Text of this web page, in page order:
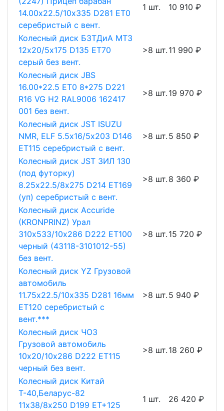
14.00х22.5/10х335 D281 ET0
серебристый с вент.
1 шт. 10 910 ₽
Колесный диск БЗТДиА МТЗ
12х20/5х175 D135 ET70
серый без вент.
>8 шт. 11 990 ₽
Колесный диск JBS
16.00*22.5 ET0 8*275 D221
R16 VG H2 RAL9006 162417
001 без вент.
>8 шт. 19 970 ₽
Колесный диск JST ISUZU
NMR, ELF 5.5х16/5х203 D146
ET115 серебристый с вент.
>8 шт. 5 850 ₽
Колесный диск JST ЗИЛ 130
(под футорку)
8.25х22.5/8х275 D214 ET169
(уп) серебристый с вент.
>8 шт. 8 360 ₽
Колесный диск Accuride
(KRONPRINZ) Урал
310х533/10х286 D222 ET100
черный (43118-3101012-55)
без вент.
>8 шт. 15 720 ₽
Колесный диск YZ Грузовой
автомобиль
11.75х22.5/10х335 D281 16мм
ET120 серебристый с
вент.***
>8 шт. 5 940 ₽
Колесный диск ЧОЗ
Грузовой автомобиль
10х20/10х286 D222 ET115
черный без вент.
>8 шт. 18 260 ₽
Колесный диск Китай
Т-40,Беларус-82
11х38/8х250 D199 ET+125
1 шт. 26 420 ₽